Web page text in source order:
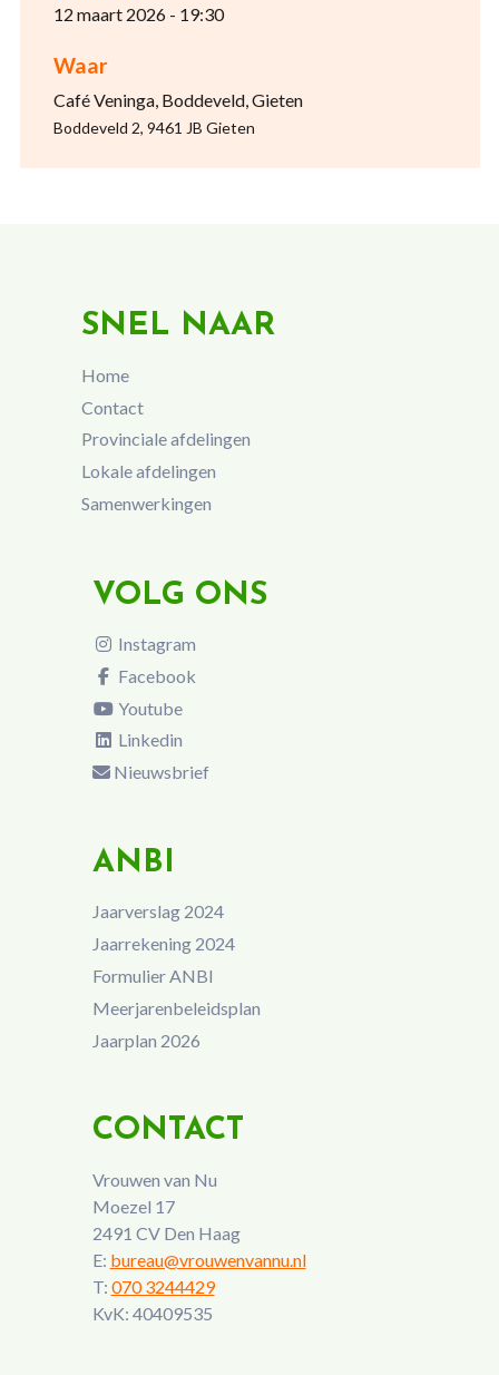
12 maart 2026 - 19:30
Waar
Café Veninga, Boddeveld, Gieten
Boddeveld 2, 9461 JB Gieten
SNEL NAAR
Home
Contact
Provinciale afdelingen
Lokale afdelingen
Samenwerkingen
VOLG ONS
Instagram
Facebook
Youtube
Linkedin
Nieuwsbrief
ANBI
Jaarverslag 2024
Jaarrekening 2024
Formulier ANBI
Meerjarenbeleidsplan
Jaarplan 2026
CONTACT
Vrouwen van Nu
Moezel 17
2491 CV Den Haag
E: bureau@vrouwenvannu.nl
T: 070 3244429
KvK: 40409535